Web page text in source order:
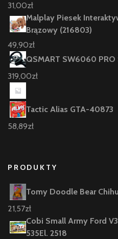
31,00zł
Malplay Piesek
Brązowy (216803)
49,90zł
QSMART SW6060 PRO
319,00zł
Tactic Alias GTA-40873
58,89zł
PRODUKTY
Tomy Doodle Bear
21,57zł
Cobi Small Army Ford
535El. 2518